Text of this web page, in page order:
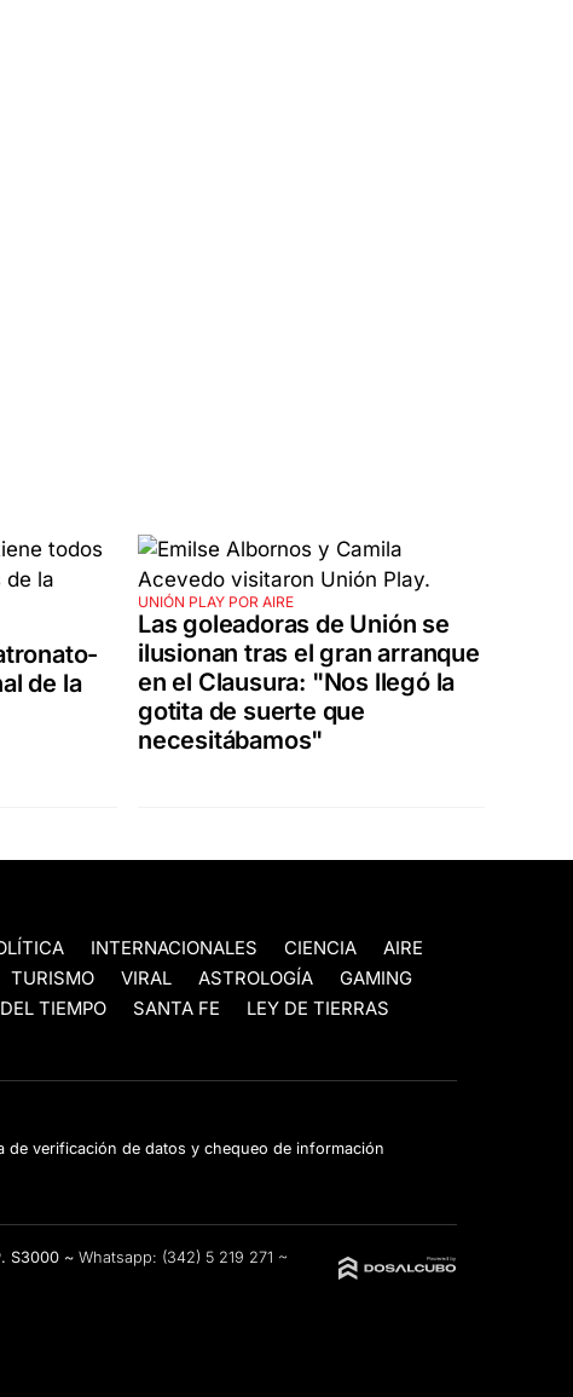
de la
UNIÓN PLAY POR AIRE
Las goleadoras de Unión se
ilusionan tras el gran arranque
en el Clausura: "Nos llegó la
gotita de suerte que
necesitábamos"
INTERNACIONALES CIENCIA
AIRE
TURISMO VIRAL ASTROLOGÍA
GAMING
TIEMPO SANTA FE
LEY DE TIERRAS
de verificación de datos y chequeo de información
S3000 ~ Whatsapp: (342) 5 219 271 ~